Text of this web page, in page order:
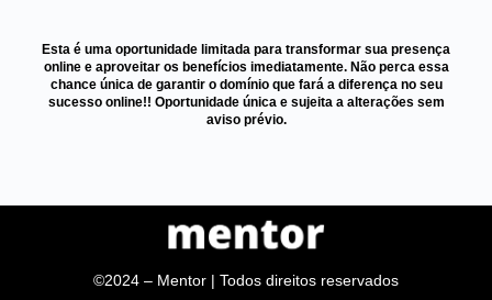
Esta é uma oportunidade limitada para transformar sua presença
online e aproveitar os benefícios imediatamente. Não perca essa
chance única de garantir o domínio que fará a diferença no seu
sucesso online!! Oportunidade única e sujeita a alterações sem
aviso prévio.
©2024 – Mentor | Todos direitos reservados